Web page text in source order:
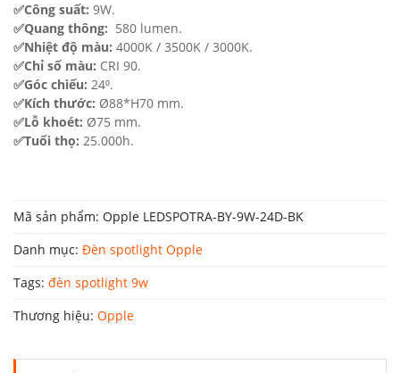
✅Công suất: 9W.
✅Quang thông: 580 lumen.
✅Nhiệt độ màu: 4000K / 3500K / 3000K.
✅Chỉ số màu: CRI 90.
✅Góc chiếu: 24⁰.
✅Kích thước: Ø88*H70 mm.
✅Lỗ khoét: Ø75 mm.
✅Tuổi thọ: 25.000h.
Mã sản phẩm: Opple LEDSPOTRA-BY-9W-24D-BK
Danh mục: Đèn spotlight Opple
Tags: đèn spotlight 9w
Thương hiệu: Opple